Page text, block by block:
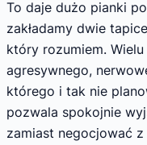
To daje dużo pianki
zakładamy dwie
który rozumiem.
agresywnego,
którego i tak nie
pozwala spokojnie
zamiast negocjować